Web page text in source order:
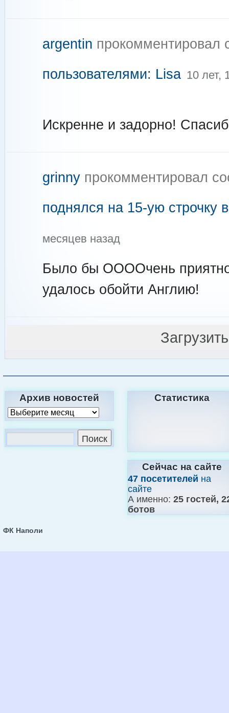
argentin
пользователями: Lisa 10 лет,
Искренне и задорно!
grinnyпрокомментировал
поднялся на 15-ую строчку
месяцев назад
Было бы ООООчень
удалось обойти Англию!
Архив новостей Статистика
Сейчас на сайте
47 посетителей на
сайте
А именно: 25 гостей,
ботов
ФК Наполи